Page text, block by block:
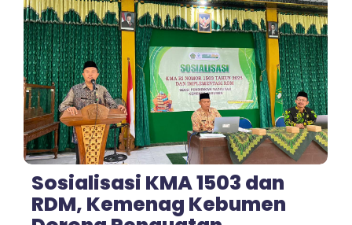
No Comments
Sosialisasi KMA 1503 dan
RDM, Kemenag Kebumen